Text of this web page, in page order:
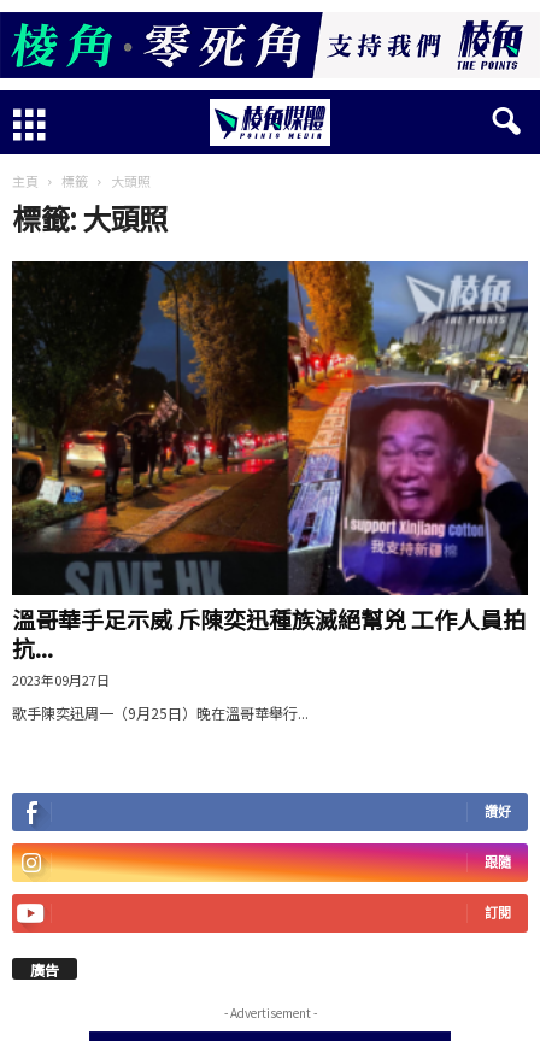
主頁 標籤 大頭照
標籤: 大頭照
溫哥華手足示威 斥陳奕迅種族滅絕幫兇 工作人員拍
抗...
2023年09月27日
歌手陳奕迅周一（9月25日）晚在溫哥華舉行...
讚好
跟隨
訂閱
廣告
- Advertisement -